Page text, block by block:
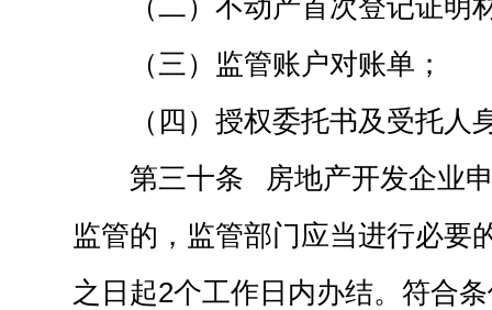
（二）不动产首次登记证明
（三）监管账户对账单；
（四）授权委托书及受托人
第三十条 房地产开发企业
监管的，监管部门应当进行必要
之日起2个工作日内办结。符合